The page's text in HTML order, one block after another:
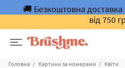
🚚 Безкоштовна
від 750
Головна Картини за номерами
Квіти